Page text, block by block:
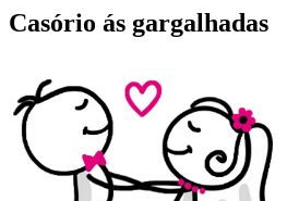
Casório ás gargalhadas